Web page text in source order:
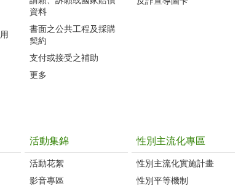
資料
書面之公共工程及採購
契約
支付或接受之補助
更多
活動集錦
活動花絮
影音專區
性別主流化專區
性別主流化實施計畫
性別平等機制